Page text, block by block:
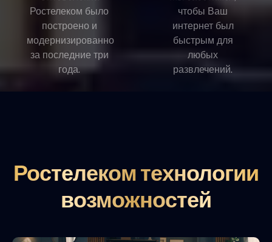
Ростелеком было
построено и
модернизированно
за последние три
года.
чтобы Ваш
интернет был
быстрым для
любых
развлечений.
Ростелеком технологии
возможностей